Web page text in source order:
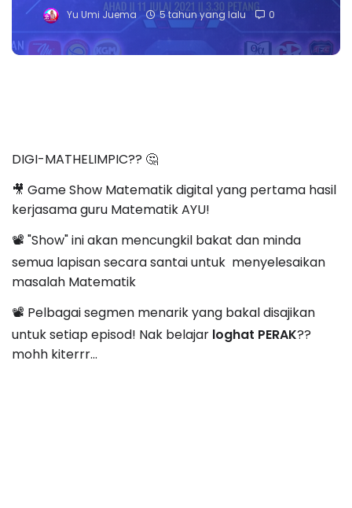
Yu Umi Juema 5 tahun yang lalu 0
DIGI-MATHELIMPIC?? 🤔
🎥 Game Show Matematik digital yang pertama hasil
kerjasama guru Matematik AYU!
📽 "Show" ini akan mencungkil bakat dan minda
semua lapisan secara santai untuk menyelesaikan
masalah Matematik
📽 Pelbagai segmen menarik yang bakal disajikan
untuk setiap episod! Nak belajar loghat PERAK??
mohh kiterrr...